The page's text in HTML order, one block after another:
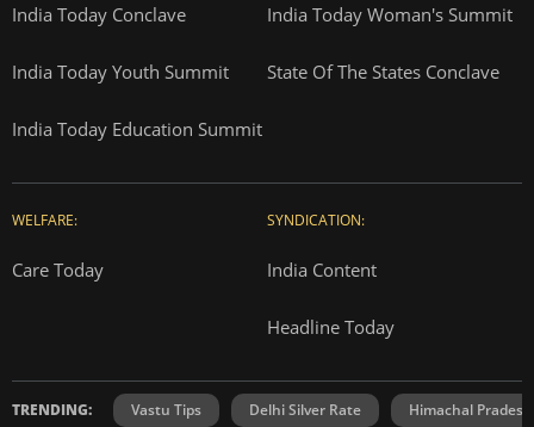
India Today Conclave India Today Woman's Summit
India Today Youth Summit State Of The States Conclave
India Today Education Summit
WELFARE:
Care Today
SYNDICATION:
India Content
Headline Today
TRENDING: Vastu Tips Delhi Silver Rate Himachal